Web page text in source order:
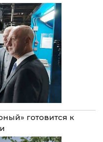
готовится к